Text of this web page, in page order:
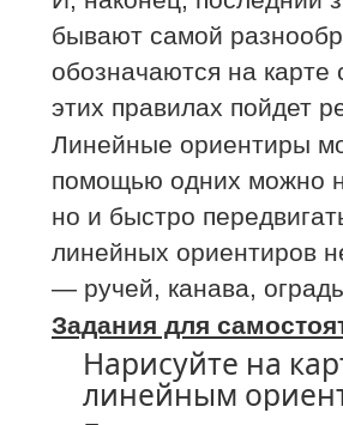
бывают самой
обозначаются на
этих правилах пойдет
Линейные ориентиры
помощью одних можно
но и быстро
линейных ориентиров
— ручей, канава,
Задания для
Нарисуйте на
линейным